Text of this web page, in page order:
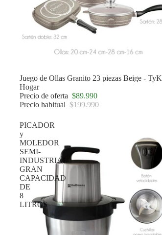
Oferta
Juego de Ollas Granito 23 piezas Beige - TyK
Hogar
Precio de oferta $89.990
Precio habitual $199.990
PICADOR
y
MOLEDOR
SEMI-
INDUSTRIAL
GRAN
CAPACIDAD
DE
8
LITROS